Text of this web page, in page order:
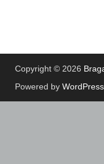
Copyright © 2026
Powered by WordPress